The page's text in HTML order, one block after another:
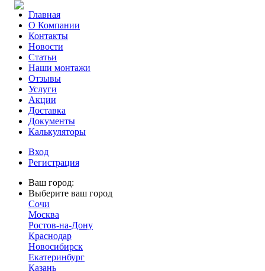
Главная
О Компании
Контакты
Новости
Статьи
Наши монтажи
Отзывы
Услуги
Акции
Доставка
Документы
Калькуляторы
Вход
Регистрация
Ваш город:
Выберите ваш город
Сочи
Москва
Ростов-на-Дону
Краснодар
Новосибирск
Екатеринбург
Казань